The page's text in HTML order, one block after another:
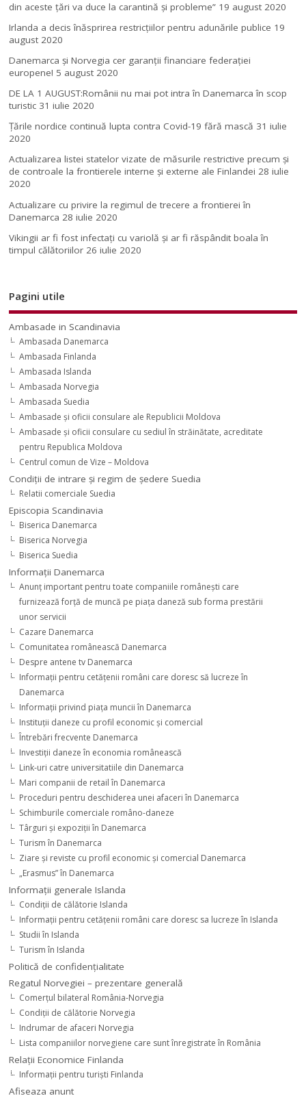
din aceste ţări va duce la carantină şi probleme” 19 august 2020
Irlanda a decis înăsprirea restricțiilor pentru adunările publice 19
august 2020
Danemarca și Norvegia cer garanții financiare federației
europene! 5 august 2020
DE LA 1 AUGUST:Românii nu mai pot intra în Danemarca în scop
turistic 31 iulie 2020
Țările nordice continuă lupta contra Covid-19 fără mască 31 iulie
2020
Actualizarea listei statelor vizate de măsurile restrictive precum și
de controale la frontierele interne și externe ale Finlandei 28 iulie
2020
Actualizare cu privire la regimul de trecere a frontierei în
Danemarca 28 iulie 2020
Vikingii ar fi fost infectaţi cu variolă şi ar fi răspândit boala în
timpul călătoriilor 26 iulie 2020
Pagini utile
Ambasade in Scandinavia
Ambasada Danemarca
Ambasada Finlanda
Ambasada Islanda
Ambasada Norvegia
Ambasada Suedia
Ambasade şi oficii consulare ale Republicii Moldova
Ambasade şi oficii consulare cu sediul în străinătate, acreditate
pentru Republica Moldova
Centrul comun de Vize – Moldova
Condiţii de intrare şi regim de şedere Suedia
Relatii comerciale Suedia
Episcopia Scandinavia
Biserica Danemarca
Biserica Norvegia
Biserica Suedia
Informaţii Danemarca
Anunţ important pentru toate companiile româneşti care
furnizează forţă de muncă pe piaţa daneză sub forma prestării
unor servicii
Cazare Danemarca
Comunitatea românească Danemarca
Despre antene tv Danemarca
Informaţii pentru cetăţenii români care doresc să lucreze în
Danemarca
Informaţii privind piaţa muncii în Danemarca
Instituţii daneze cu profil economic şi comercial
Întrebări frecvente Danemarca
Investiţii daneze în economia românească
Link-uri catre universitatiile din Danemarca
Mari companii de retail în Danemarca
Proceduri pentru deschiderea unei afaceri în Danemarca
Schimburile comerciale româno-daneze
Târguri şi expoziţii în Danemarca
Turism în Danemarca
Ziare şi reviste cu profil economic şi comercial Danemarca
„Erasmus” în Danemarca
Informaţii generale Islanda
Condiţii de călătorie Islanda
Informaţii pentru cetăţenii români care doresc sa lucreze în Islanda
Studii în Islanda
Turism în Islanda
Politică de confidențialitate
Regatul Norvegiei – prezentare generală
Comerţul bilateral România-Norvegia
Condiții de călătorie Norvegia
Indrumar de afaceri Norvegia
Lista companiilor norvegiene care sunt înregistrate în România
Relaţii Economice Finlanda
Informaţii pentru turişti Finlanda
Afiseaza anunt